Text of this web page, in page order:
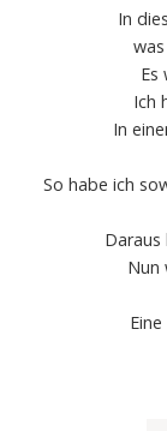
In
Es
Ich
In
So habe ich
Daraus
Nun